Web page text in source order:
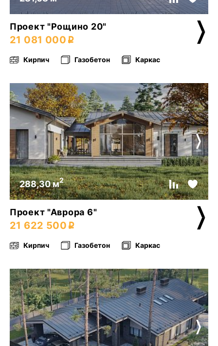
Проект "Рощино 20"
21 081 000
Кирпич Газобетон Каркас
288,30 м2
Проект "Аврора 6"
21 622 500
Кирпич Газобетон Каркас